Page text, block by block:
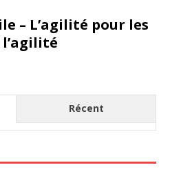
– L’agilité pour les
l’agilité
Récent